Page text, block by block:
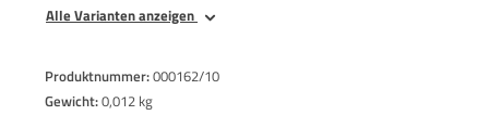
Alle Varianten anzeigen
Produktnummer:000162/10
Gewicht:0,012 kg